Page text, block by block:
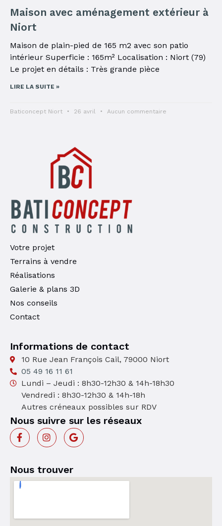
Maison avec aménagement extérieur à
Niort
Maison de plain-pied de 165 m2 avec son patio
intérieur Superficie : 165m² Localisation : Niort (79)
Le projet en détails : Très grande pièce
LIRE LA SUITE »
Baticoncept Niort 26 avril Aucun commentaire
Votre projet
Terrains à vendre
Réalisations
Galerie & plans 3D
Nos conseils
Contact
Informations de contact
10 Rue Jean François Cail, 79000 Niort
05 49 16 11 61
Lundi – Jeudi : 8h30-12h30 & 14h-18h30
Vendredi : 8h30-12h30 & 14h-18h
Autres créneaux possibles sur RDV
Nous suivre sur les réseaux
Nous trouver